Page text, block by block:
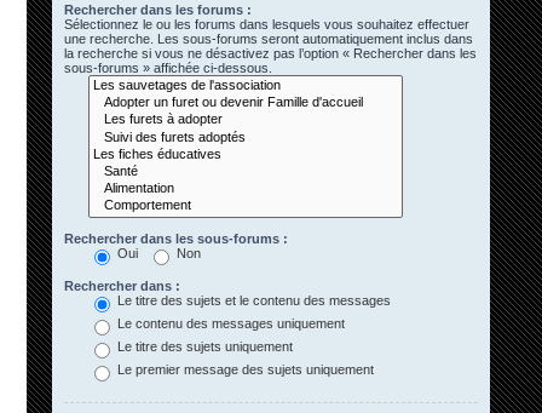
Rechercher dans les forums :
Sélectionnez le ou les forums dans lesquels vous souhaitez effectuer
une recherche. Les sous-forums seront automatiquement inclus dans
la recherche si vous ne désactivez pas l’option « Rechercher dans les
sous-forums » affichée ci-dessous.
Rechercher dans les sous-forums :
Oui
Non
Rechercher dans :
Le titre des sujets et le contenu des messages
Le contenu des messages uniquement
Le titre des sujets uniquement
Le premier message des sujets uniquement